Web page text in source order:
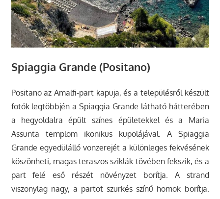
Spiaggia Grande (Positano)
Positano az Amalfi-part kapuja, és a településről készült
fotók legtöbbjén a Spiaggia Grande látható hátterében
a hegyoldalra épült színes épületekkel és a Maria
Assunta templom ikonikus kupolájával. A Spiaggia
Grande egyedülálló vonzerejét a különleges fekvésének
köszönheti, magas teraszos sziklák tövében fekszik, és a
part felé eső részét növényzet borítja. A strand
viszonylag nagy, a partot szürkés színű homok borítja.